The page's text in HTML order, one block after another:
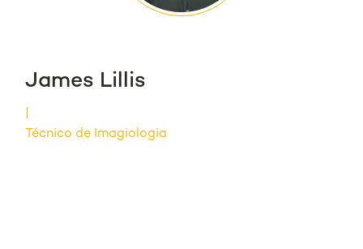
James Lillis
Técnico de Imagiologia